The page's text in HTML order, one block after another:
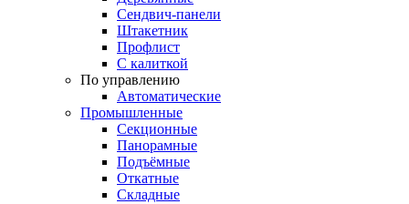
Сендвич-панели
Штакетник
Профлист
С калиткой
По управлению
Автоматические
Промышленные
Секционные
Панорамные
Подъёмные
Откатные
Складные